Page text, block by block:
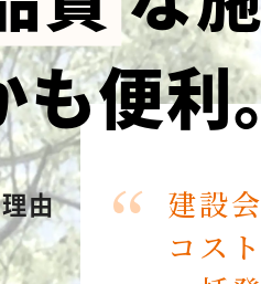
便利
由
建設
コス